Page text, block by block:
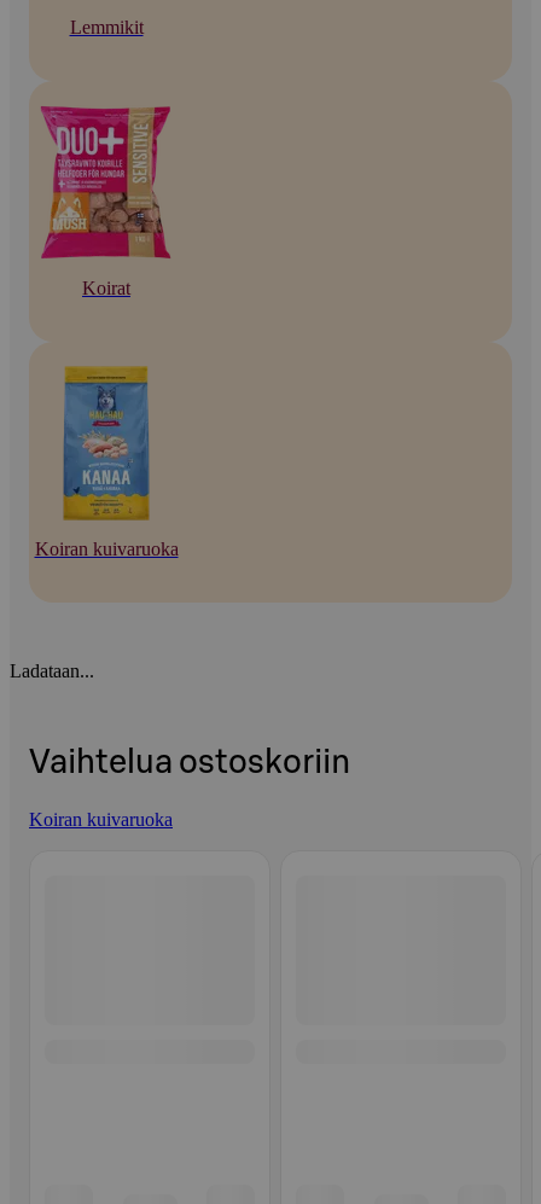
Lemmikit
Koirat
Koiran kuivaruoka
Ladataan...
Vaihtelua ostoskoriin
Koiran kuivaruoka